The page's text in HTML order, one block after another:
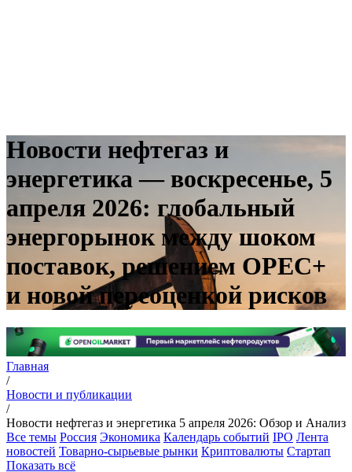
Новости нефтегаз и
энергетика — воскресенье, 5
апреля 2026: глобальный
энергорынок между шоком
поставок, решением OPEC+
и новой переоценкой рисков
Главная
/
Новости и публикации
/
Новости нефтегаз и энергетика 5 апреля 2026: Обзор и Анализ
Все темы Россия Экономика Календарь событий IPO Лента
новостей Товарно-сырьевые рынки Криптовалюты Стартап
Показать всё